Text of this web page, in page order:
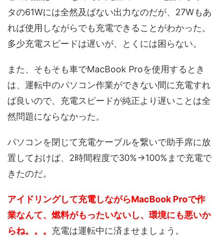
タの61Wには全然及ばない出力なのだが、27Wもあ
れば使用しながらでも充電できることがわかった。
多少充電スピードは遅いが、とくには困らない。
また、そもそも車でMacBook Proを使用するとき
は、運転中のパソコン作業ができない間に充電すれ
ば良いので、充電スピードが純正より遅いことは全
然問題にならなかった。
パソコンを閉じて充電ケーブルを繋いで助手席に放
置しておけば、2時間程度で30%→100%まで充電で
きたのだ。
アイドリングして充電しながらMacBook Proで作
業なんて、燃料がもったいないし、環境にも悪いか
らね。。。 充電は運転中に済ませましょう。